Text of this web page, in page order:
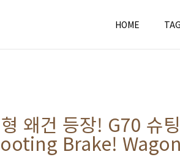
HOME TAG
왜건 등장! G70 슈
Brake!